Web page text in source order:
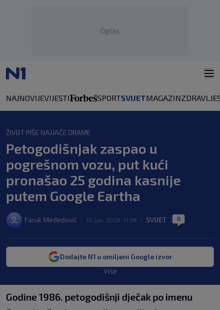
Oglas
NAJNOVIJEVIJESTI SPORTSVIJETMAGAZINZDRAVLJE
ŽIVOT PIŠE NAJJAČE DRAME
Petogodišnjak zaspao u
pogrešnom vozu, put kući
pronašao 25 ​​godina kasnije
putem Google Eartha
Faruk Međedović 13. jun. 2026. 11:06 SVIJET 0
Dodajte N1 u omiljeni Google izvor
Više
Godine 1986. petogodišnji dječak po imenu